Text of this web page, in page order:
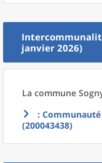
janvier 2026)
La commune
:
(200043438)